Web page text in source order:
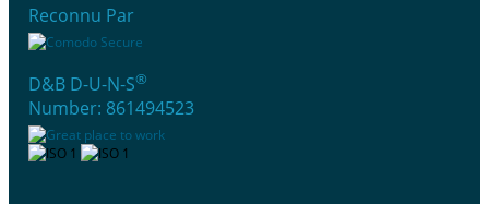
Reconnu Par
D&B D-U-N-S®
Number: 861494523